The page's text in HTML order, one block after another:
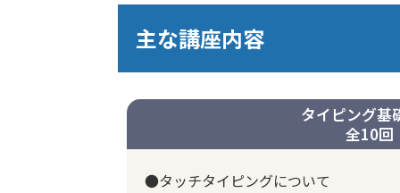
主な講座内容
タイピング基
全10回
●タッチタイピングについて